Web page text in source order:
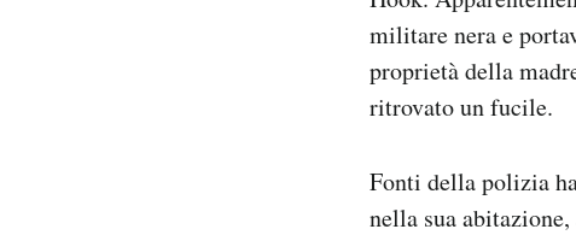
militare nera e
proprietà della
ritrovato un fucile.
Fonti della polizia
nella sua